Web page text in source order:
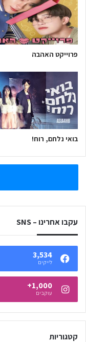
פרוייקט האהבה
בואי נלחם, רוח!
עקבו אחרינו – SNS
3,534
לייקים
1,000+
עוקבים
קטגוריות